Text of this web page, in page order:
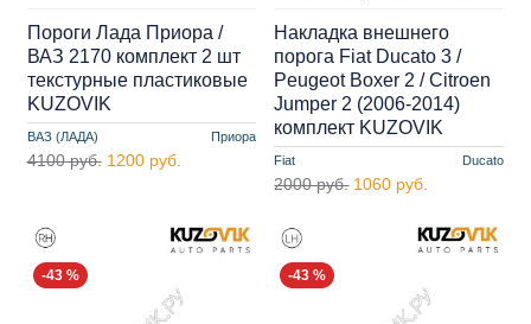
ВАЗ (ЛАДА) Приора
Пороги Лада Приора /
ВАЗ 2170 комплект 2 шт
текстурные пластиковые
KUZOVIK
4100 руб. 1200 руб. Fiat Ducato
Накладка внешнего
порога Fiat Ducato 3 /
Peugeot Boxer 2 / Citroen
Jumper 2 (2006-2014)
комплект KUZOVIK
2000 руб. 1060 руб.
-43 % -43 %